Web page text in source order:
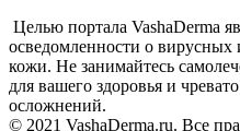
Целью портала VashaDerma
осведомленности о
кожи. Не занимайтесь
для вашего здоровья и
осложнений.
© 2021 VashaDerma.ru. Все